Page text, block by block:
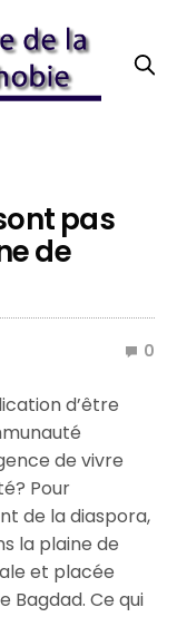
pas
de
0
d’être
de vivre
Pour
de la diaspora,
la plaine de
et placée
Bagdad. Ce qui